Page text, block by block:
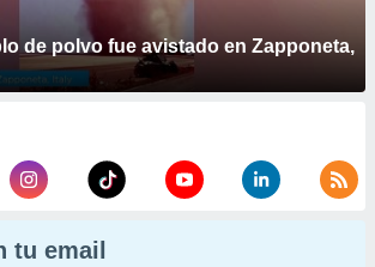
de polvo fue avistado en Zapponeta,
tu email